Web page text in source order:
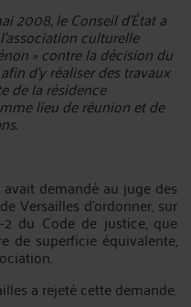
2008, le Conseil d'État a
culturelle
» contre la décision du
d'y réaliser des travaux
de la résidence
lieu de réunion et de
demandé au juge des
Versailles d'ordonner, sur
du Code de justice, que
de superficie équivalente,
a rejeté cette demande.